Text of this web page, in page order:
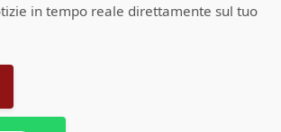
in tempo reale direttamente sul tuo